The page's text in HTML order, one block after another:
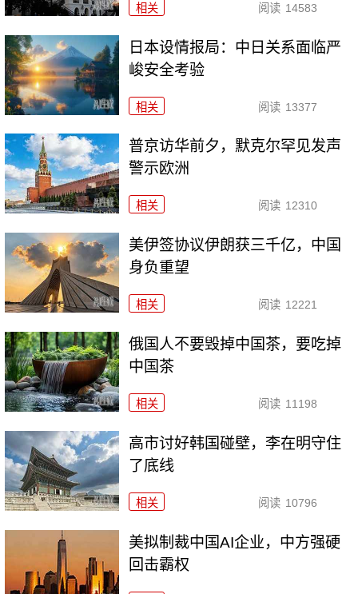
相关 阅读 14583
日本设情报局：中日关系面临严
峻安全考验
相关 阅读 13377
普京访华前夕，默克尔罕见发声
警示欧洲
相关 阅读 12310
美伊签协议伊朗获三千亿，中国
身负重望
相关 阅读 12221
俄国人不要毁掉中国茶，要吃掉
中国茶
相关 阅读 11198
高市讨好韩国碰壁，李在明守住
了底线
相关 阅读 10796
美拟制裁中国AI企业，中方强硬
回击霸权